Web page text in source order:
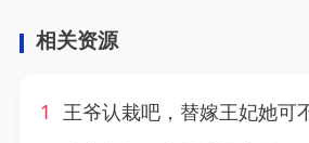
相关资源
1 王爷认栽吧，替嫁王妃她可不好惹&王爷认栽吧替嫁王